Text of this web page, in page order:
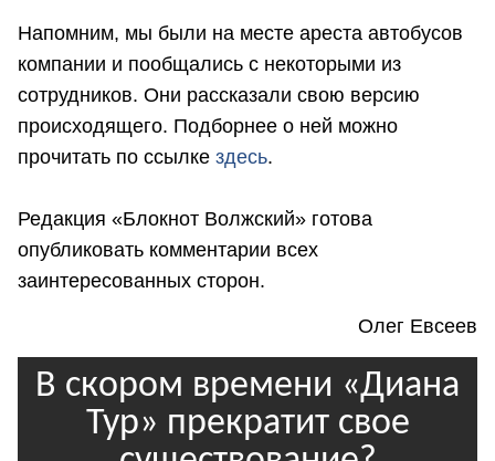
Напомним, мы были на месте ареста автобусов
компании и пообщались с некоторыми из
сотрудников. Они рассказали свою версию
происходящего. Подборнее о ней можно
прочитать по ссылке здесь.
Редакция «Блокнот Волжский» готова
опубликовать комментарии всех
заинтересованных сторон.
Олег Евсеев